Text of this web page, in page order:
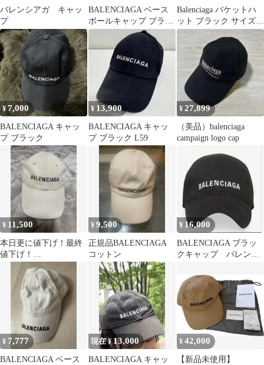
バレンシアガ キャッ
プ
BALENCIAGA ベース
ボールキャップ ブラッ
ク
Balenciaga バケットハ
ット ブラック サイズ：
L（59 cm）
¥7,000
BALENCIAGA キャッ
プ ブラック
¥ 13,900
BALENCIAGA キャッ
プ ブラック L59
¥27,899
（美品）balenciaga
campaign logo cap
¥ 11,500
本日更に値下げ！最終
値下げ！
BALENCIAGA☆ベース
ボールキャップ
¥9,500
正規品BALENCIAGA
コットン
¥ 16,000
BALENCIAGA ブラッ
クキャップ バレンシ
¥ 7,777
BALENCIAGA ベース
現在 ¥13,000
BALENCIAGA キャッ
¥42,000
【新品未使用】